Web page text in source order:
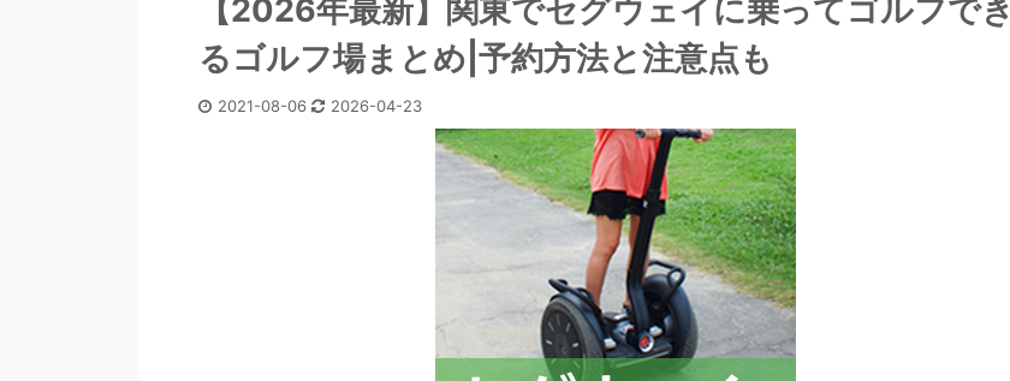
【2026年最新】関東でセグウェイに乗ってゴルフでき
るゴルフ場まとめ|予約方法と注意点も
2021-08-06 2026-04-23